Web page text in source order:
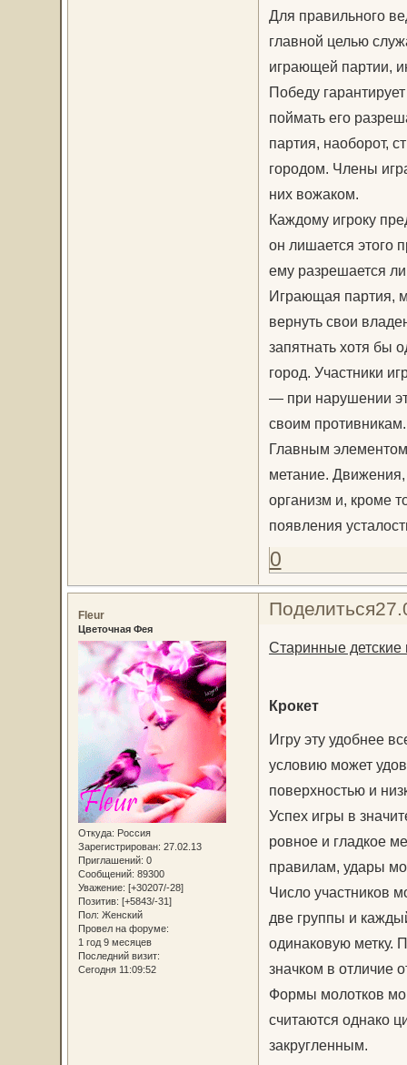
Для правильного
главной целью
играющей партии,
Победу
поймать его
партия, наоборот,
городом. Члены
них вожаком.
Каждому игроку
он лишается этого
ему разрешается
Играющая партия,
вернуть свои
запятнать хотя бы
город. Участники
— при нарушении
своим противникам.
Главным
метание.
организм и, кроме
появления
0
Поделиться
Fleur
Цветочная Фея
Откуда: Россия
Зарегистрирован: 27.02.13
Приглашений: 0
Сообщений: 89300
Уважение: [+30207/-28]
Позитив: [+5843/-31]
Пол: Женский
Провел на форуме:
1 год 9 месяцев
Последний визит:
Сегодня 11:09:52
Старинные детские
Крокет
Игру эту удобнее
условию может
поверхностью и
Успех игры в
ровное и гладкое
правилам, удары
Число участников
две группы и
одинаковую метку.
значком в отличие
Формы молотков
считаются однако
закругленным.